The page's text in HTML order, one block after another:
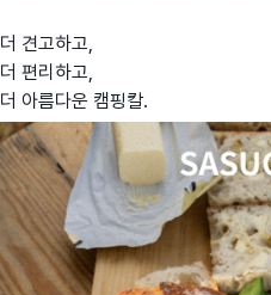
더 견고하고,
더 편리하고,
더 아름다운 캠핑칼.